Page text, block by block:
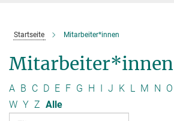
Startseite Mitarbeiter*innen
Mitarbeiter*innen
A B C D E F G H I J K L M N O
W Y Z Alle